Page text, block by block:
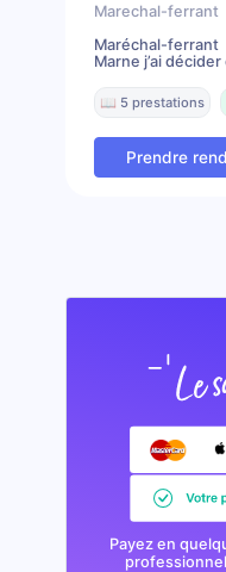
Marechal-ferrant
Maréchal-
Marne j’ai
📖 5 prestations
Prendre
Payez en